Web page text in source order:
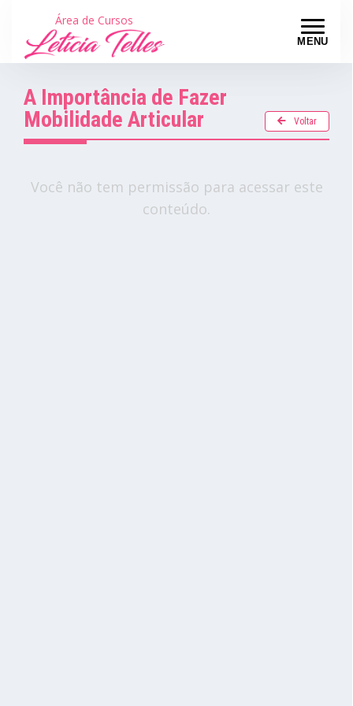
MENU
Área de Cursos
A Importância de Fazer
Mobilidade Articular
Voltar
Você não tem permissão para acessar este
conteúdo.